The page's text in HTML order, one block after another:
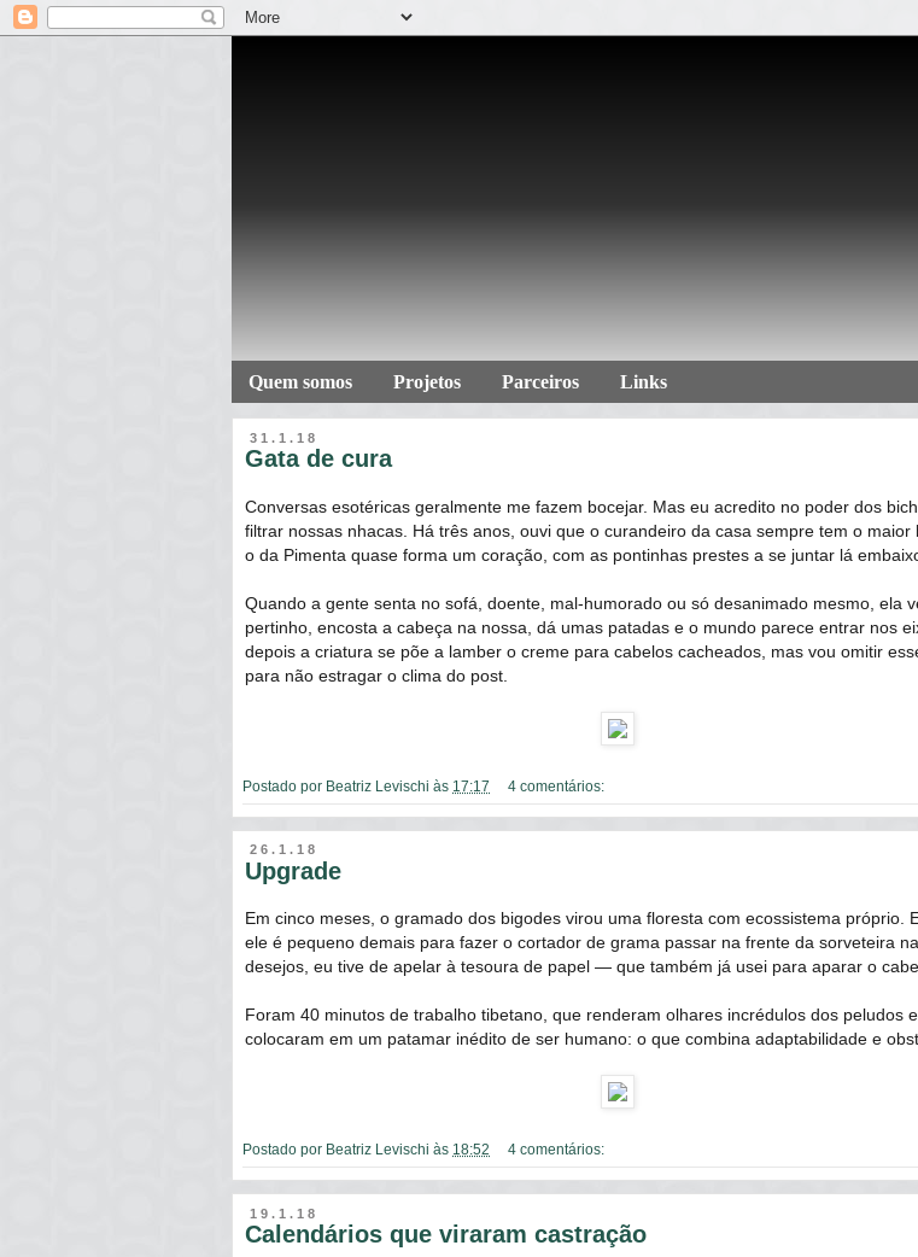
Quem somos Projetos Parceiros Links
31.1.18
Gata de cura
Conversas esotéricas geralmente me fazem bocejar. Mas eu acredito no poder dos
filtrar nossas nhacas. Há três anos, ouvi que o curandeiro da casa sempre tem o maior
o da Pimenta quase forma um coração, com as pontinhas prestes a se juntar lá
Quando a gente senta no sofá, doente, mal-humorado ou só desanimado mesmo, ela
pertinho, encosta a cabeça na nossa, dá umas patadas e o mundo parece entrar nos
depois a criatura se põe a lamber o creme para cabelos cacheados, mas vou omitir
para não estragar o clima do post.
Postado por Beatriz Levischi às 17:17 4 comentários:
26.1.18
Upgrade
Em cinco meses, o gramado dos bigodes virou uma floresta com ecossistema próprio.
ele é pequeno demais para fazer o cortador de grama passar na frente da sorveteira
desejos, eu tive de apelar à tesoura de papel ― que também já usei para aparar o
Foram 40 minutos de trabalho tibetano, que renderam olhares incrédulos dos peludos
colocaram em um patamar inédito de ser humano: o que combina adaptabilidade e
Postado por Beatriz Levischi às 18:52 4 comentários:
19.1.18
Calendários que viraram castração